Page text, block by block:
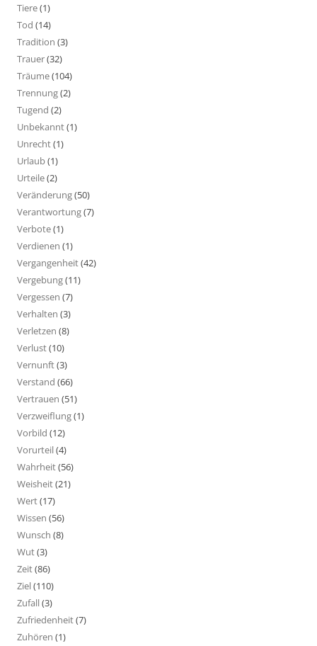
Tiere(1)
Tod (14)
Tradition (3)
Trauer(32)
Träume(104)
Trennung(2)
Tugend (2)
Unbekannt(1)
Unrecht(1)
Urlaub(1)
Urteile(2)
Veränderung(50)
Verantwortung(7)
Verbote(1)
Verdienen (1)
Vergangenheit(42)
Vergebung(11)
Vergessen (7)
Verhalten (3)
Verletzen (8)
Verlust(10)
Vernunft(3)
Verstand (66)
Vertrauen (51)
Verzweiflung(1)
Vorbild (12)
Vorurteil(4)
Wahrheit(56)
Weisheit(21)
Wert(17)
Wissen (56)
Wunsch (8)
Wut(3)
Zeit(86)
Ziel(110)
Zufall(3)
Zufriedenheit(7)
Zuhören (1)